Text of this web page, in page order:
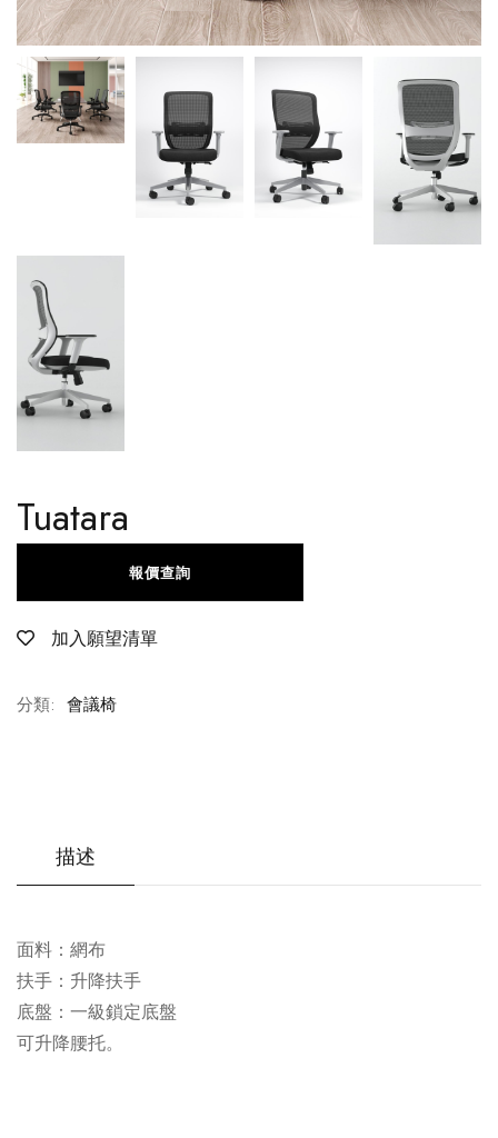
Tuatara
加入願望清單
報價查詢
分類: 會議椅
描述
面料：網布
扶手：升降扶手
底盤：一級鎖定底盤
可升降腰托。